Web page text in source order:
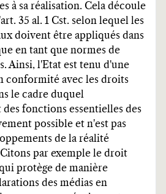
à sa réalisation. Cela découle
35 al. 1 Cst. selon lequel les
doivent être appliqués dans
en tant que normes de
Ainsi, l'Etat est tenu d'une
conformité avec les droits
le cadre duquel
fonctions essentielles des
possible et n'est pas
de la réalité
par exemple le droit
protège de manière
des médias en